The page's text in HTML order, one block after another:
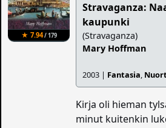
★ 7.94/ 179
Stravaganza:
kaupunki
(Stravaganza)
Mary Hoffman
2003 | Fantasia,
Kirja oli hieman
minut kuitenkin